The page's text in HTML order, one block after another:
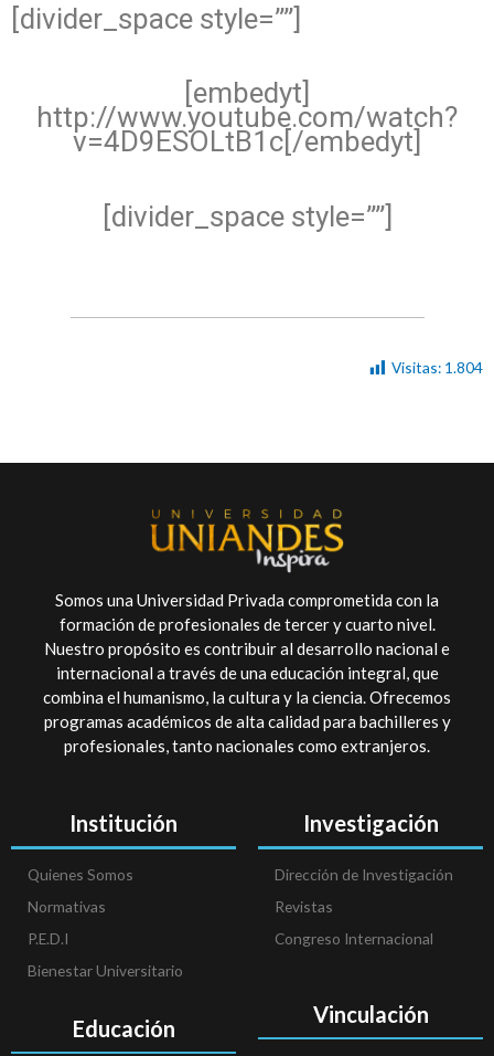
[divider_space style=””]
[embedyt]
http://www.youtube.com/watch?
v=4D9ESOLtB1c[/embedyt]
[divider_space style=””]
Visitas: 1.804
Somos una Universidad Privada comprometida con la
formación de profesionales de tercer y cuarto nivel.
Nuestro propósito es contribuir al desarrollo nacional e
internacional a través de una educación integral, que
combina el humanismo, la cultura y la ciencia. Ofrecemos
programas académicos de alta calidad para bachilleres y
profesionales, tanto nacionales como extranjeros.
Institución
Quienes Somos
Normativas
P.E.D.I
Bienestar Universitario
Educación
Investigación
Dirección de Investigación
Revistas
Congreso Internacional
Vinculación